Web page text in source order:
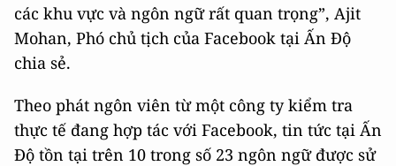
các khu vực và ngôn ngữ rất quan trọng”, Ajit
Mohan, Phó chủ tịch của Facebook tại Ấn Độ
chia sẻ.
Theo phát ngôn viên từ một công ty kiểm tra
thực tế đang hợp tác với Facebook, tin tức tại Ấn
Độ tồn tại trên 10 trong số 23 ngôn ngữ được sử